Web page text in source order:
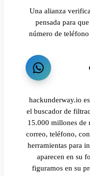
Una alianza
pensada para
número de
hackunderway.io
el buscador de
15.000 millones de
correo, teléfono,
herramientas para
aparecen en su
figuramos en su